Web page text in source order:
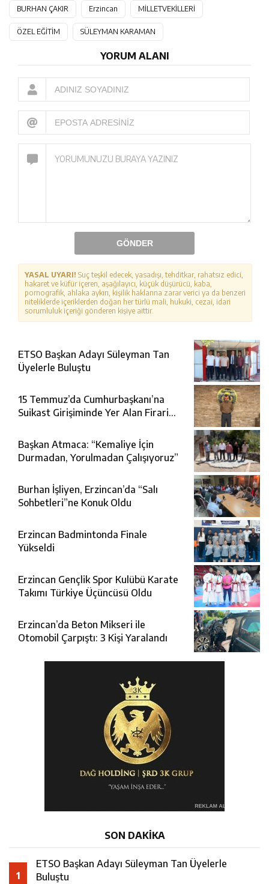
BURHAN ÇAKIR Erzincan MİLLETVEKİLLERİ
ÖZEL EĞİTİM SÜLEYMAN KARAMAN
YORUM ALANI
GÖNDER
YASAL UYARI! Suç teşkil edecek, yasadışı, tehditkar, rahatsız edici,
hakaret ve küfür içeren, aşağılayıcı, küçük düşürücü, kaba,
pornografik, ahlaka aykırı, kişilik haklarına zarar verici ya da benzeri
niteliklerde içeriklerden doğan her türlü mali, hukuki, cezai, idari
sorumluluk içeriği gönderen kişiye aittir.
ETSO Başkan Adayı Süleyman Tan
Üyelerle Buluştu
15 Temmuz’da Cumhurbaşkanı’na
Suikast Girişiminde Yer Alan Firari
Başkan Atmaca: “Kemaliye İçin
Durmadan, Yorulmadan Çalışıyoruz”
Burhan İşliyen, Erzincan’da “Salı
Sohbetleri”ne Konuk Oldu
Erzincan Badmintonda Finale
Yükseldi
Erzincan Gençlik Spor Kulübü Karate
Takımı Türkiye Üçüncüsü Oldu
Erzincan’da Beton Mikseri ile
Otomobil Çarpıştı: 3 Kişi Yaralandı
SON DAKİKA
1
ETSO Başkan Adayı Süleyman Tan Üyelerle
Buluştu